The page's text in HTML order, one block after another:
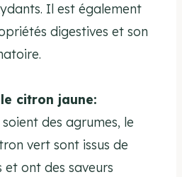
Il est également
digestives et son
citron jaune:
des agrumes, le
vert sont issus de
ont des saveurs